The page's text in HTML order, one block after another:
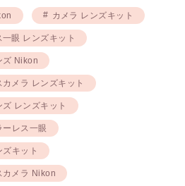
カメラ レンズキット
一眼 レンズキット
ズ Nikon
カメラ レンズキット
ズ レンズキット
レス一眼
キット
カメラ Nikon